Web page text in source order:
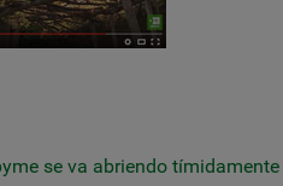
se va abriendo tímidamente